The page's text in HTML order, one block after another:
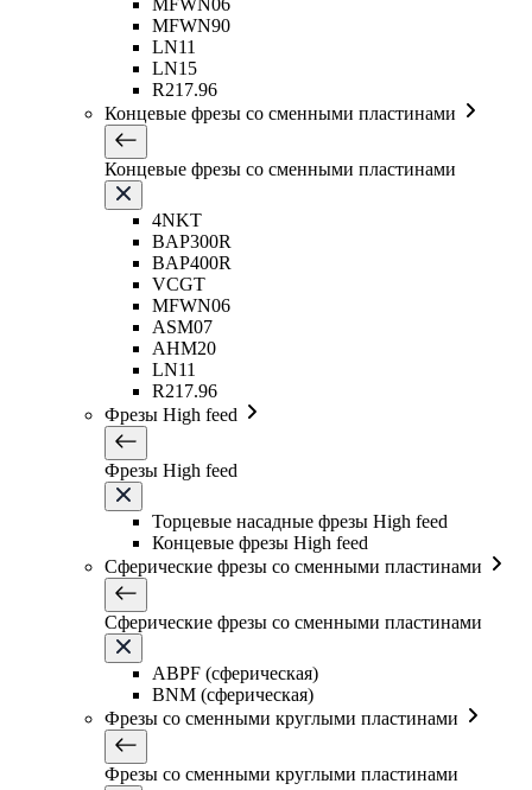
MFWN06
MFWN90
LN11
LN15
R217.96
Концевые фрезы со сменными пластинами
Концевые фрезы со сменными пластинами
4NKT
BAP300R
BAP400R
VCGT
MFWN06
ASM07
AHM20
LN11
R217.96
Фрезы High feed
Фрезы High feed
Торцевые насадные фрезы High feed
Концевые фрезы High feed
Сферические фрезы со сменными пластинами
Сферические фрезы со сменными пластинами
ABPF (сферическая)
BNM (сферическая)
Фрезы со сменными круглыми пластинами
Фрезы со сменными круглыми пластинами